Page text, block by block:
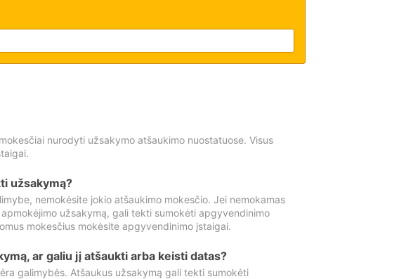
nurodyti užsakymo atšaukimo nuostatuose. Visus
užsakymą?
nemokėsite jokio atšaukimo mokesčio. Jei nemokamas
užsakymą, gali tekti sumokėti apgyvendinimo
mokesčius mokėsite apgyvendinimo įstaigai.
ar galiu jį atšaukti arba keisti datas?
galimybės. Atšaukus užsakymą gali tekti sumokėti